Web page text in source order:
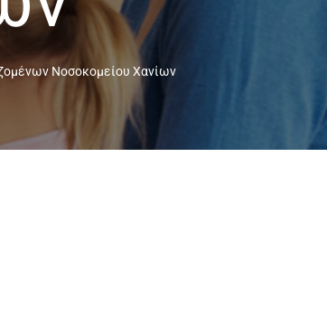
Νοσοκομείου Χανίων